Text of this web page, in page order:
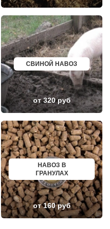
НЯГАНЬ
КОЛЬЧУГИНО
КАМЫШИН
ТИХВИН
НОВОШАХТИНСК
ВОЛЬСК
КОНАКОВО
САРАПУЛ
КОМСОМОЛЬСК НА АМУРЕ
КИЗИЛЮРТ
МИХАЙЛОВСК
ПЕТУШКИ
ПРИМОРСКО АХТАРСК
ЛЕСОСИБИРСК
БУДЕННОВСК
КАЛЯЗИН
ГЛАЗОВ
РУБЦОВСК
ГУБКИН
КЛИНЦЫ
УСМАНЬ
КУНГУР
КАЧКАНАР
КОЗЕЛЬСК
ШАРЬЯ
ЧИСТОПОЛЬ
СВИНОЙ НАВОЗ
от 320 руб
НАВОЗ В
ГРАНУЛАХ
от 160 руб